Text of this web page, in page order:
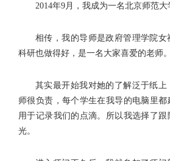
2014年9月，我成为一名北京师范大
相传，我的导师是政府管理学院女
科研也做得好，是一名大家喜爱的老师。
其实最开始我对她的了解泛于纸上
师很负责，每个学生在我导的电脑里
用于记录我们的点滴。所以我选择了
光。